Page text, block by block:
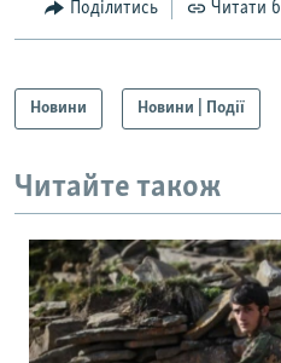
Поділитись Читати
Новини Новини | Події
Читайте також